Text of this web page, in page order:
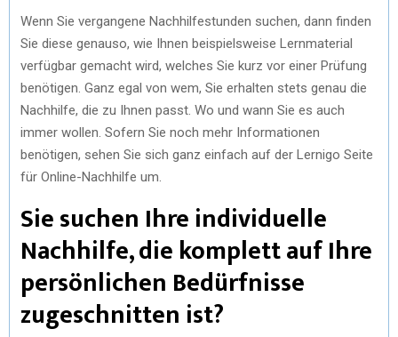
Wenn Sie vergangene Nachhilfestunden suchen, dann finden
Sie diese genauso, wie Ihnen beispielsweise Lernmaterial
verfügbar gemacht wird, welches Sie kurz vor einer Prüfung
benötigen. Ganz egal von wem, Sie erhalten stets genau die
Nachhilfe, die zu Ihnen passt. Wo und wann Sie es auch
immer wollen. Sofern Sie noch mehr Informationen
benötigen, sehen Sie sich ganz einfach auf der Lernigo Seite
für Online-Nachhilfe um.
Sie suchen Ihre individuelle
Nachhilfe, die komplett auf Ihre
persönlichen Bedürfnisse
zugeschnitten ist?